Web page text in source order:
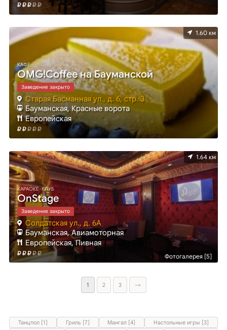
1.60 км
КАФЕ
OMG!Coffee на Бауманской
Заведение закрыто
Старая Басманная ул., д. 6, стр. 3
Бауманская, Красные ворота
Европейская
Фотогалерея [5]
1.64 км
КАРАОКЕ-КЛУБ
OnStage
Заведение закрыто
Солдатская ул., д. 6А
Бауманская, Авиамоторная
Европейская, Пивная
1 2 3 →
Танцпол [1] Гриль [7] Мангал [4]
Настольные игры [3]